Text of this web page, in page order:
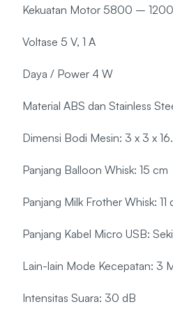
Kekuatan Motor 5800 –
Voltase 5 V, 1 A
Daya / Power 4 W
Material ABS dan Stainless
Dimensi Bodi Mesin: 3 x 3 x
Panjang Balloon Whisk: 15 cm
Panjang Milk Frother Whisk: 11
Panjang Kabel Micro USB:
Lain-lain Mode Kecepatan: 3
Intensitas Suara: 30 dB